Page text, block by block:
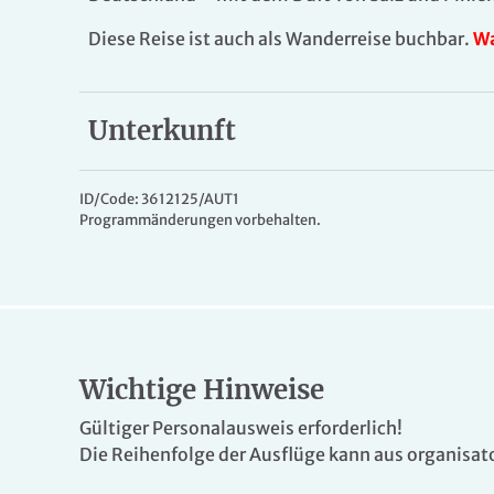
Diese Reise ist auch als Wanderreise buchbar.
Unterkunft
Hotel Nuova Sabrina
Das3*Hotel Nuova Sabrina
Promenade entfernt. Im Haus erwarten Sie ein
ID/Code: 3612125/AUT1
Programmänderungen vorbehalten.
Wichtige Hinweise
Gültiger Personalausweis erforderlich!
Die Reihenfolge der Ausflüge kann aus